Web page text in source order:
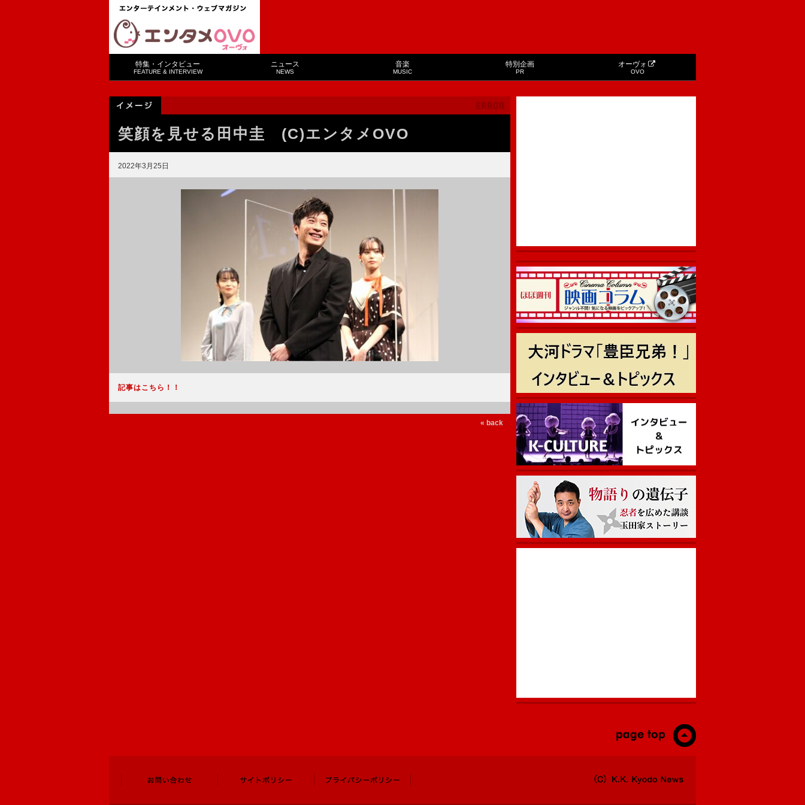
特集・インタビュー
FEATURE & INTERVIEW
ニュース
NEWS
音楽
MUSIC
特別企画
PR
オーヴォ
OVO
笑顔を見せる田中圭 (C)エンタメOVO
2022年3月25日
記事はこちら！！
« back